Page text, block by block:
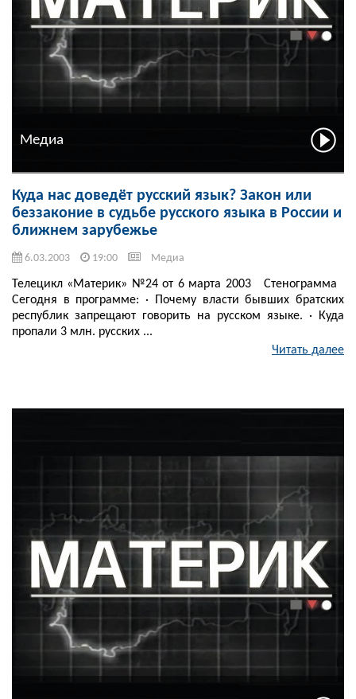
Медиа
Куда нас доведёт русский язык? Закон или
беззаконие в судьбе русского языка в России и
ближнем зарубежье
6.03.2003 19:00 Медиа
Телецикл «Материк» №24 от 6 марта 2003 Стенограмма
Сегодня в программе: · Почему власти бывших братских
республик запрещают говорить на русском языке. · Куда
пропали 3 млн. русских ...
Читать далее